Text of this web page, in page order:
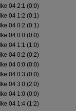
04 2:1 (0:0)
04 1:2 (0:1)
04 0:2 (0:1)
04 0:0 (0:0)
04 1:1 (1:0)
04 0:2 (0:2)
04 0:0 (0:0)
04 0:3 (0:0)
04 3:0 (2:0)
04 1:0 (0:0)
04 1:4 (1:2)